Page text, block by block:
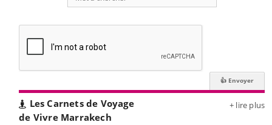
Les Carnets de Voyage
de Vivre Marrakech
+ lire plus